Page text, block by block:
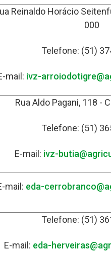
Reinaldo Horácio
000
Telefone: (51)
mail: ivz-
Rua Aldo Pagani, 118 -
Telefone: (51)
E-mail: ivz-
mail: eda-
Telefone: (51)
E-mail: eda-